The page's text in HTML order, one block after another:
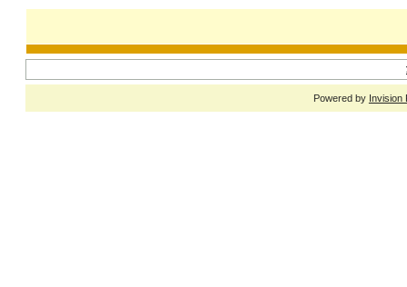
Powered by Invision